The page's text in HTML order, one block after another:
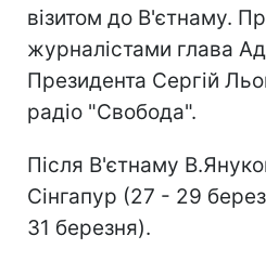
візитом до В'єтнаму.
журналістами глава
Президента Сергій
радіо "Свобода".
Після В'єтнаму
Сінгапур (27 - 29
31 березня).